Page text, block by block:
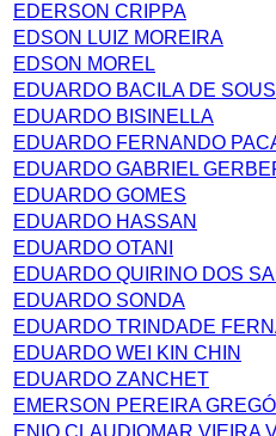
EDERSON CRIPPA
EDSON LUIZ MOREIRA
EDSON MOREL
EDUARDO BACILA DE
EDUARDO BISINELLA
EDUARDO FERNANDO
EDUARDO GABRIEL
EDUARDO GOMES
EDUARDO HASSAN
EDUARDO OTANI
EDUARDO QUIRINO DOS
EDUARDO SONDA
EDUARDO TRINDADE
EDUARDO WEI KIN CHIN
EDUARDO ZANCHET
EMERSON PEREIRA
ENIO CLAUDIOMAR VIEIRA